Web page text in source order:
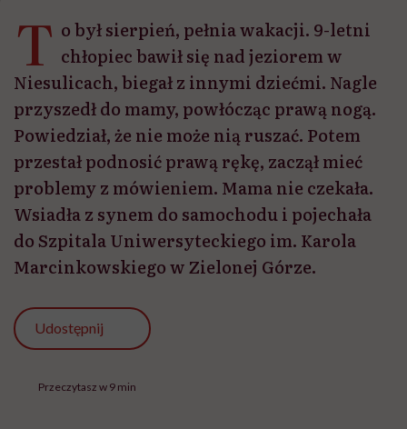
T o był sierpień, pełnia wakacji. 9-letni
chłopiec bawił się nad jeziorem w
Niesulicach, biegał z innymi dziećmi. Nagle
przyszedł do mamy, powłócząc prawą nogą.
Powiedział, że nie może nią ruszać. Potem
przestał podnosić prawą rękę, zaczął mieć
problemy z mówieniem. Mama nie czekała.
Wsiadła z synem do samochodu i pojechała
do Szpitala Uniwersyteckiego im. Karola
Marcinkowskiego w Zielonej Górze.
Udostępnij
Przeczytasz w 9 min